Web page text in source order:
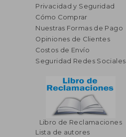
Privacidad y Seguridad
Cómo Comprar
Nuestras Formas de Pago
Opiniones de Clientes
Costos de Envío
Seguridad Redes Sociales
Libro de Reclamaciones
Lista de autores